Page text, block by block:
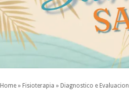
Home » Fisioterapia » Diagnostico e Evaluacion